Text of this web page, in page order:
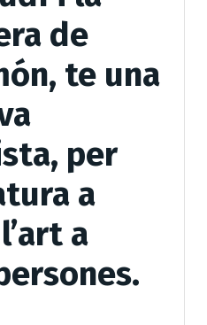
de
te una
per
a
a